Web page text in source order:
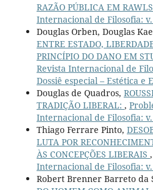
RAZÃO PÚBLICA EM RAWLS
Internacional de Filosofia:
Douglas Orben, Douglas
ENTRE ESTADO,
PRINCÍPIO DO DANO EM
Revista Internacional de
Dossiê especial – Estética e
Douglas de Quadros,
TRADIÇÃO LIBERAL: ,
Internacional de Filosofia:
Thiago Ferrare Pinto,
LUTA POR
ÀS CONCEPÇÕES LIBERAIS ,
Internacional de Filosofia:
Robert Brenner Barreto da